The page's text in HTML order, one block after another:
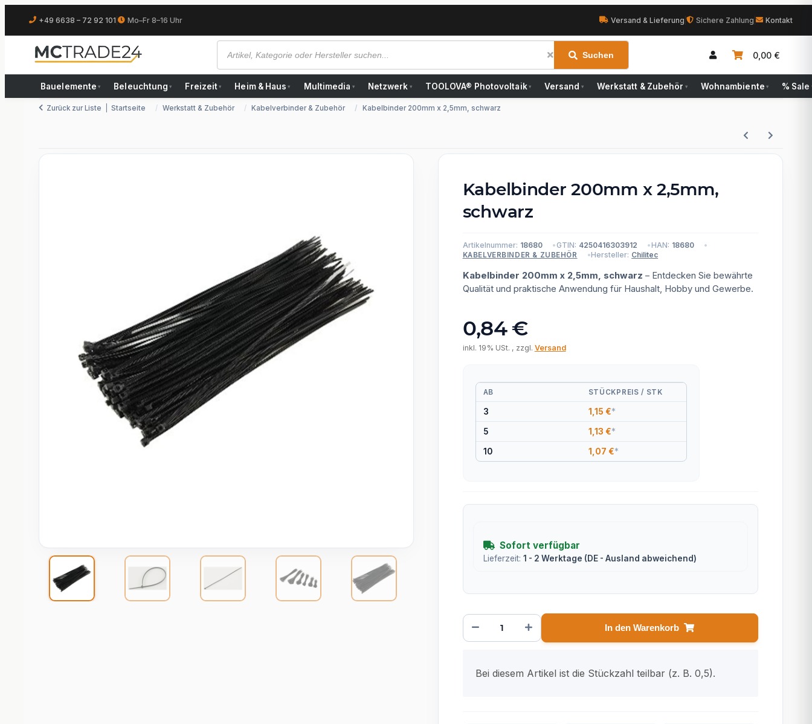
+49 6638 – 72 92 101 Mo–Fr 8–16 Uhr Versand & Lieferung Sichere Zahlung Kontakt
Suchen 0,00 €
Bauelemente ▾ Beleuchtung ▾ Freizeit ▾ Heim & Haus ▾ Multimedia ▾ Netzwerk ▾ TOOLOVA® Photovoltaik ▾ Versand ▾ Werkstatt & Zubehör ▾ Wohnambiente ▾ % Sale
Zurück zur Liste Startseite Werkstatt & Zubehör Kabelverbinder & Zubehör Kabelbinder 200mm x 2,5mm, schwarz
Kabelbinder 200mm x 2,5mm,
schwarz
Artikelnummer: 18680 GTIN: 4250416303912 HAN: 18680
KABELVERBINDER & ZUBEHÖR Hersteller: Chilitec
Kabelbinder 200mm x 2,5mm, schwarz – Entdecken Sie bewährte
Qualität und praktische Anwendung für Haushalt, Hobby und Gewerbe.
0,84 €
inkl. 19% USt. , zzgl. Versand
AB STÜCKPREIS / STK
3 1,15 €*
5 1,13 €*
10 1,07 €*
Sofort verfügbar
Lieferzeit: 1 - 2 Werktage (DE - Ausland abweichend)
In den Warenkorb
Bei diesem Artikel ist die Stückzahl teilbar (z. B. 0,5).